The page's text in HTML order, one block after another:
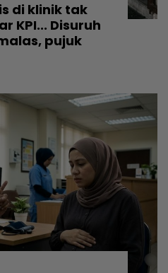
di klinik tak
KPI... Disuruh
pujuk